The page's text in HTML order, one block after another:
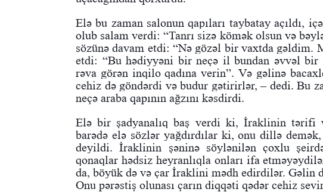
Elə bu zaman salonun qapıları taybatay açıldı,
olub salam verdi: “Tanrı sizə kömək olsun və
sözünə davam etdi: “Nə gözəl bir vaxtda gəldim.
etdi: “Bu hədiyyəni bir neçə il bundan əvvəl bir
rəva görən inqilo qadına verin”. Və gəlinə
cehiz də göndərdi və budur gətirirlər, – dedi. Bu
neçə araba qapının ağzını kəsdirdi.
Elə bir şadyanalıq baş verdi ki, İraklinin tərifi
barədə elə sözlər yağdırdılar ki, onu dillə
deyildi. İraklinin şəninə söylənilən çoxlu
qonaqlar hədsiz heyranlıqla onları ifa
da, böyük də və çar İraklini mədh edirdilər. Gəlin
Onu pərəstiş olunası çarın diqqəti qədər cehiz